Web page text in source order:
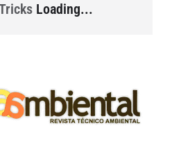
Loading...